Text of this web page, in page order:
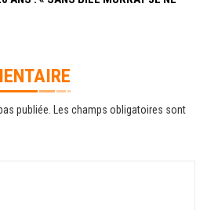
publiée.
Les champs obligatoires sont